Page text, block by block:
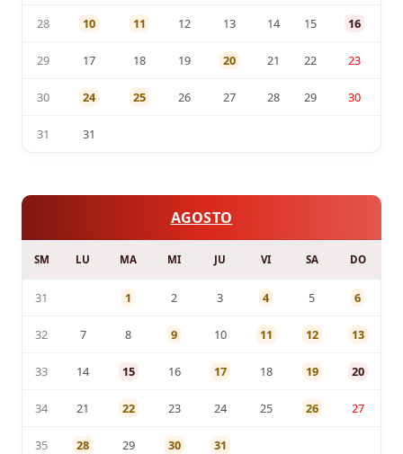
28 10 11 12 13 14 15 16
29 17 18 19 20 21 22 23
30 24 25 26 27 28 29 30
31 31
AGOSTO
SM LU MA MI JU VI SA DO
31 1 2 3 4 5 6
32 7 8 9 10 11 12 13
33 14 15 16 17 18 19 20
34 21 22 23 24 25 26 27
35 28 29 30 31